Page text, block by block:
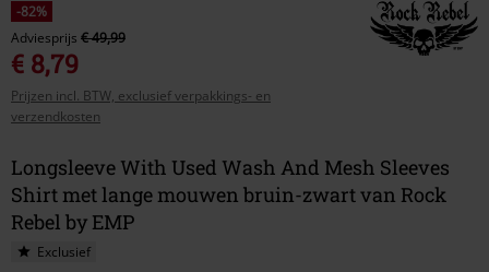
-82%
Adviesprijs € 49,99
€ 8,79
Prijzen incl. BTW, exclusief verpakkings- en
verzendkosten
Longsleeve With Used Wash And Mesh Sleeves
Shirt met lange mouwen bruin-zwart van Rock
Rebel by EMP
Exclusief